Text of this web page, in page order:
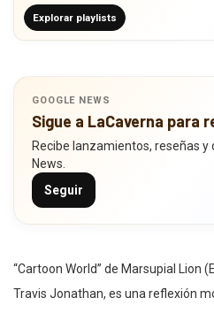
Explorar playlists
GOOGLE NEWS
Sigue a LaCaverna para
Recibe lanzamientos, reseñas
News.
Seguir
“Cartoon World” de Marsupial Lion
Travis Jonathan, es una reflexión